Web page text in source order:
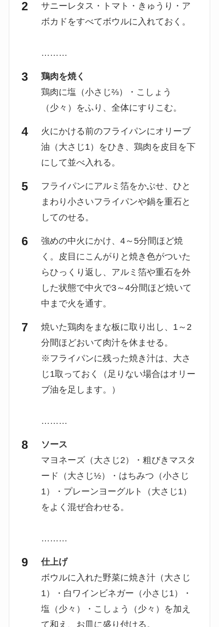
サニーレタス・トマト・きゅうり・ア
ボカドをすべてボウルに入れておく。
………
鶏肉を焼く
鶏肉に塩（小さじ⅔）・こしょう
（少々）をふり、全体にすりこむ。
火にかける前のフライパンにオリーブ
油（大さじ1）をひき、鶏肉を皮目を下
にして並べ入れる。
フライパンにアルミ箔をかぶせ、ひと
まわり小さいフライパンや鍋を重石と
してのせる。
強めの中火にかけ、4～5分間ほど焼
く。皮目にこんがりと焼き色がついた
らひっくり返し、アルミ箔や重石を外
した状態で中火で3～4分間ほど焼いて
中まで火を通す。
焼いた鶏肉をまな板に取り出し、1～2
分間ほどおいて肉汁を休ませる。
※フライパンに残った焼き汁は、大さ
じ1取っておく（足りない場合はオリー
ブ油を足します。）
………
ソース
マヨネーズ（大さじ2）・粗びきマスタ
ード（大さじ½）・はちみつ（小さじ
1）・プレーンヨーグルト（大さじ1）
をよく混ぜ合わせる。
………
仕上げ
ボウルに入れた野菜に焼き汁（大さじ
1）・白ワインビネガー（小さじ1）・
塩（少々）・こしょう（少々）を加え
て和え、お皿に盛り付ける。